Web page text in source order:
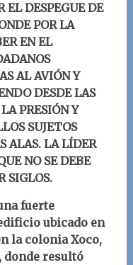
EL DESPEGUE DE
POR LA
EN EL
AL AVIÓN Y
DESDE LAS
PRESIÓN Y
SUJETOS
ALAS. LA LÍDER
NO SE DEBE
SIGLOS.
fuerte
ubicado en
la colonia Xoco,
donde resultó